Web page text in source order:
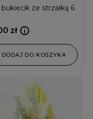
bukiecik ze strzałką 6
zł
DODAJ DO KOSZYKA